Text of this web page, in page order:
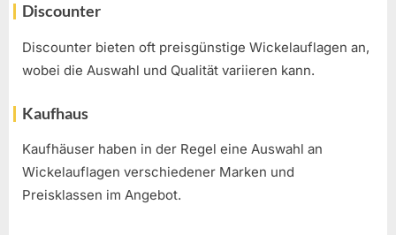
Discounter
Discounter bieten oft preisgünstige Wickelauflagen an,
wobei die Auswahl und Qualität variieren kann.
Kaufhaus
Kaufhäuser haben in der Regel eine Auswahl an
Wickelauflagen verschiedener Marken und
Preisklassen im Angebot.